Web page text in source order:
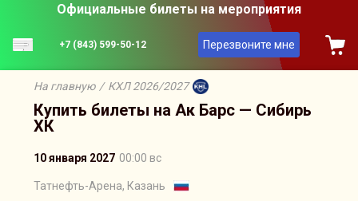
Официальные билеты на мероприятия
+7 (843) 599-50-12 Перезвоните мне
На главную / КХЛ 2026/2027
Купить билеты на Ак Барс — Сибирь
ХК
10 января 2027 00:00 вс
Татнефть-Арена, Казань